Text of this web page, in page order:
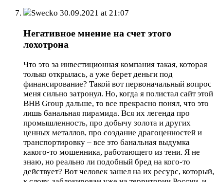
Swecko 30.09.2021 at 21:07
Негативное мнение на счет этого
лохотрона
Что это за инвестиционная компания такая, которая
только открылась, а уже берет деньги под
финансирование? Такой вот первоначальный вопрос
меня сильно затронул. Но, когда я полистал сайт этой
BHB Group дальше, то все прекрасно понял, что это
лишь банальная пирамида. Вся их легенда про
промышленность, про добычу золота и других
ценных металлов, про создание драгоценностей и
транспортировку – все это банальная выдумка
какого-то мошенника, работающего из тени. Я не
знаю, но реально ли подобный бред на кого-то
действует? Вот человек зашел на их ресурс, который,